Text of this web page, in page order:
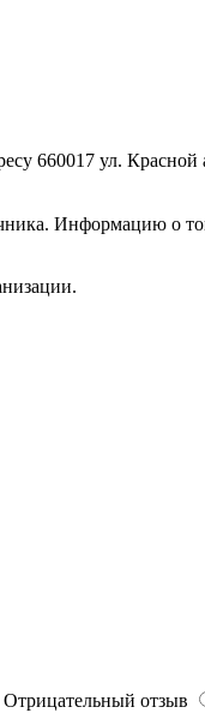
660017 ул.
Информацию о
Отрицательный отзыв